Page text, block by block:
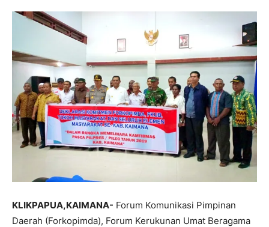
KLIKPAPUA,KAIMANA- Forum Komunikasi Pimpinan
Daerah (Forkopimda), Forum Kerukunan Umat Beragama